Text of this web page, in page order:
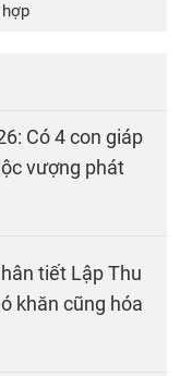
Có 4 con giáp
vượng phát
tiết Lập Thu
khăn cũng hóa